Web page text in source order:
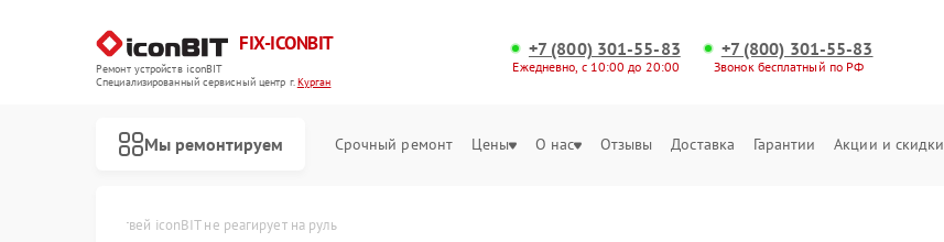
FIX-ICONBIT
Ремонт устройств iconBIT
Специализированный cервисный центр г.Курган
+7 (800) 301-55-83
Ежедневно, с 10:00 до 20:00
+7 (800) 301-55-83
Звонок бесплатный по РФ
Мы ремонтируем Срочный ремонт Цены О нас Отзывы Доставка Гарантии Акции и скидки
Сигвей iconBIT не реагирует на руль